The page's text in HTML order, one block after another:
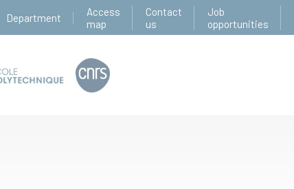
Department
Access
map
Contact
us
Job
opportunities